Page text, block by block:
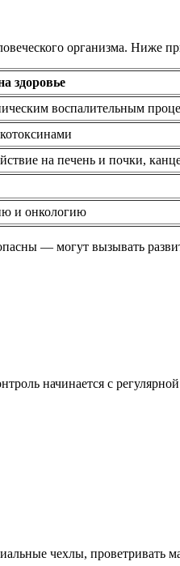
организма. Ниже
здоровье
воспалительным
на печень и почки,
и онкологию
— могут вызывать
начинается с
чехлы, проветривать